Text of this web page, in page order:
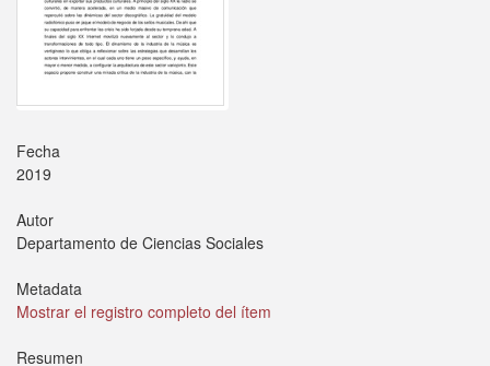
Fecha
2019
Autor
Departamento de Ciencias Sociales
Metadata
Mostrar el registro completo del ítem
Resumen